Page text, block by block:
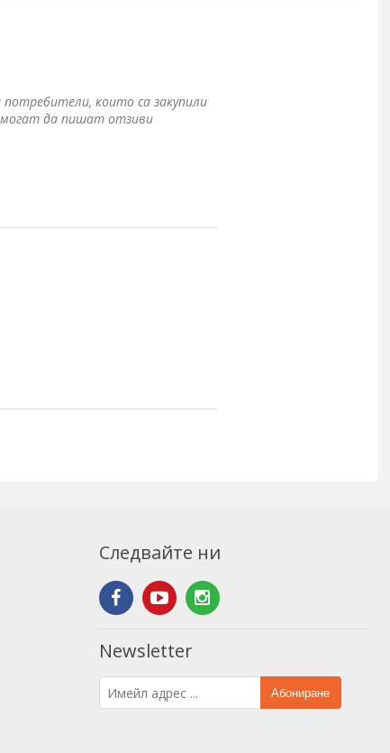
които са закупили
да пишат отзиви
Следвайте ни
Newsletter
Абониране